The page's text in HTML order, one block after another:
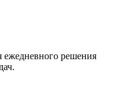
решения